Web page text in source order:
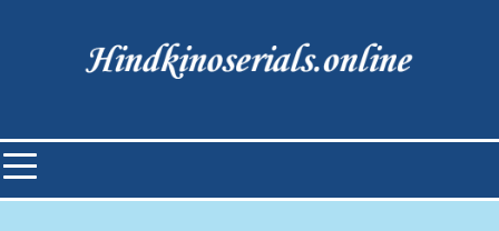
Индийские фильмы смотреть
онлайн